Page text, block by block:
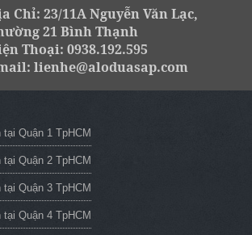
Chỉ: 23/11A Nguyễn Văn Lạc,
21 Bình Thạnh
Thoại: 0938.192.595
lienhe@aloduasap.com
Quận 1 TpHCM
Quận 2 TpHCM
Quận 3 TpHCM
Quận 4 TpHCM